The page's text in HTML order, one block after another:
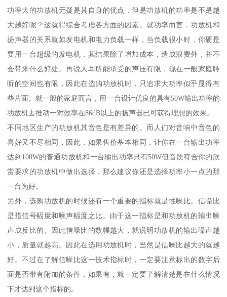
功率大的功放机无疑是其自身的优点，但是功放机的功率是不是越
大越好呢？这就得综合考虑各方面的因素。就功率而言，功放机和
扬声器的关系就如发电机和电力负载一样，当负载很小时，你硬是
要用一台超级的发电机，其结果除了增加成本，造成浪费外，并不
会带来什么好处。再说人耳所能承受的声压有限，现在一般家庭聆
听的空间也有限，因此在选购功放机时，只追求大功率似乎显得有
些片面。就一般的家庭而言，用一台设计优良的具有50W输出功率的
功放机去推动一对效率在86dB以上的扬声器已可获得理想的效果。
不同地区生产的功放机其音色是有差异的。而人们对音响中音色的
喜好又不尽相同，因此，如果售价基本相同，让你在一台输出功率
达到100W的普通功放机和一台输出功率只有50W但音质符合你的欣
赏要求的功放机中做出选择，那么建议你还是选择功率小一点的那
一台为好。
另外，选购功放机的时候还有一个重要的指标就是性噪比。信噪比
是指信号幅度和噪声幅度之比。由于这一指标是和功放机的输出噪
声成反比的。因此信噪比的数幅越大，就说明功放机的输出噪声越
小，质量就越高。因此在选用功放机时，当然是信噪比越大的就越
好。不过在了解信噪比这一技术指标时，一定要注意标出的数字后
面是否带有附加的条件，如果有，就一定要了解清楚是在什么情况
下才达到这个指标的。